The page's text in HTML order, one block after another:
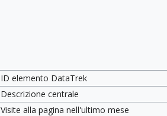
ID elemento DataTrek
Descrizione centrale
Visite alla pagina nell'ultimo mese